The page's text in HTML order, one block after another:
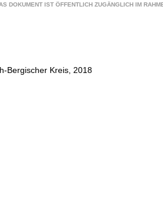
DOKUMENT IST ÖFFENTLICH ZUGÄNGLICH IM
Bergischer Kreis, 2018